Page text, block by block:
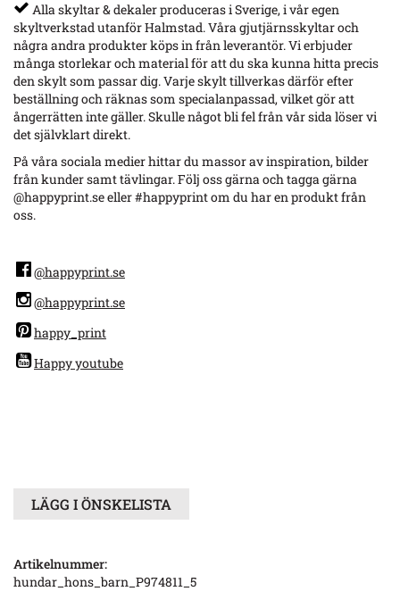
Alla skyltar & dekaler produceras i Sverige, i vår egen
skyltverkstad utanför Halmstad. Våra gjutjärnsskyltar och
några andra produkter köps in från leverantör. Vi erbjuder
många storlekar och material för att du ska kunna hitta precis
den skylt som passar dig. Varje skylt tillverkas därför efter
beställning och räknas som specialanpassad, vilket gör att
ångerrätten inte gäller. Skulle något bli fel från vår sida löser vi
det självklart direkt.
På våra sociala medier hittar du massor av inspiration, bilder
från kunder samt tävlingar. Följ oss gärna och tagga gärna
@happyprint.se eller #happyprint om du har en produkt från
oss.
@happyprint.se
@happyprint.se
happy_print
Happy youtube
LÄGG I ÖNSKELISTA
Artikelnummer:
hundar_hons_barn_P974811_5